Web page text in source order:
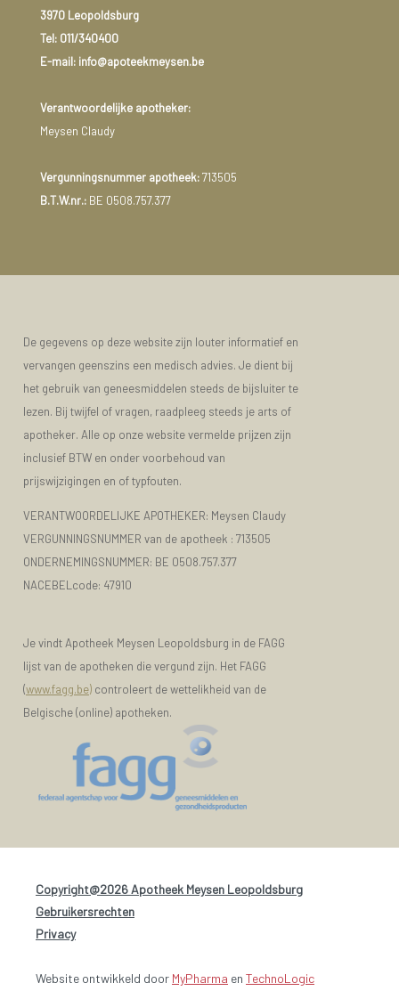
3970 Leopoldsburg
Tel: 011/340400
E-mail: info@apoteekmeysen.be
Verantwoordelijke apotheker:
Meysen Claudy
Vergunningsnummer apotheek:713505
B.T.W.nr.:BE 0508.757.377
De gegevens op deze website zijn louter informatief en
vervangen geenszins een medisch advies. Je dient bij
het gebruik van geneesmiddelen steeds de bijsluiter te
lezen. Bij twijfel of vragen, raadpleeg steeds je arts of
apotheker. Alle op onze website vermelde prijzen zijn
inclusief BTW en onder voorbehoud van
prijswijzigingen en of typfouten.
VERANTWOORDELIJKE APOTHEKER: Meysen Claudy
VERGUNNINGSNUMMER van de apotheek : 713505
ONDERNEMINGSNUMMER: BE 0508.757.377
NACEBELcode: 47910
Je vindt Apotheek Meysen Leopoldsburg in de FAGG
lijst van de apotheken die vergund zijn. Het FAGG
(www.fagg.be) controleert de wettelikheid van de
Belgische (online) apotheken.
Copyright@2026 Apotheek Meysen Leopoldsburg
Gebruikersrechten
Privacy
Website ontwikkeld door MyPharma en TechnoLogic